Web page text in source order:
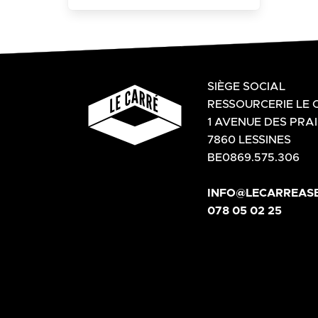
SIÈGE SOCIAL
RESSOURCERIE LE
1 AVENUE DES
7860 LESSINES
BE0869.575.306
078 05 02 25